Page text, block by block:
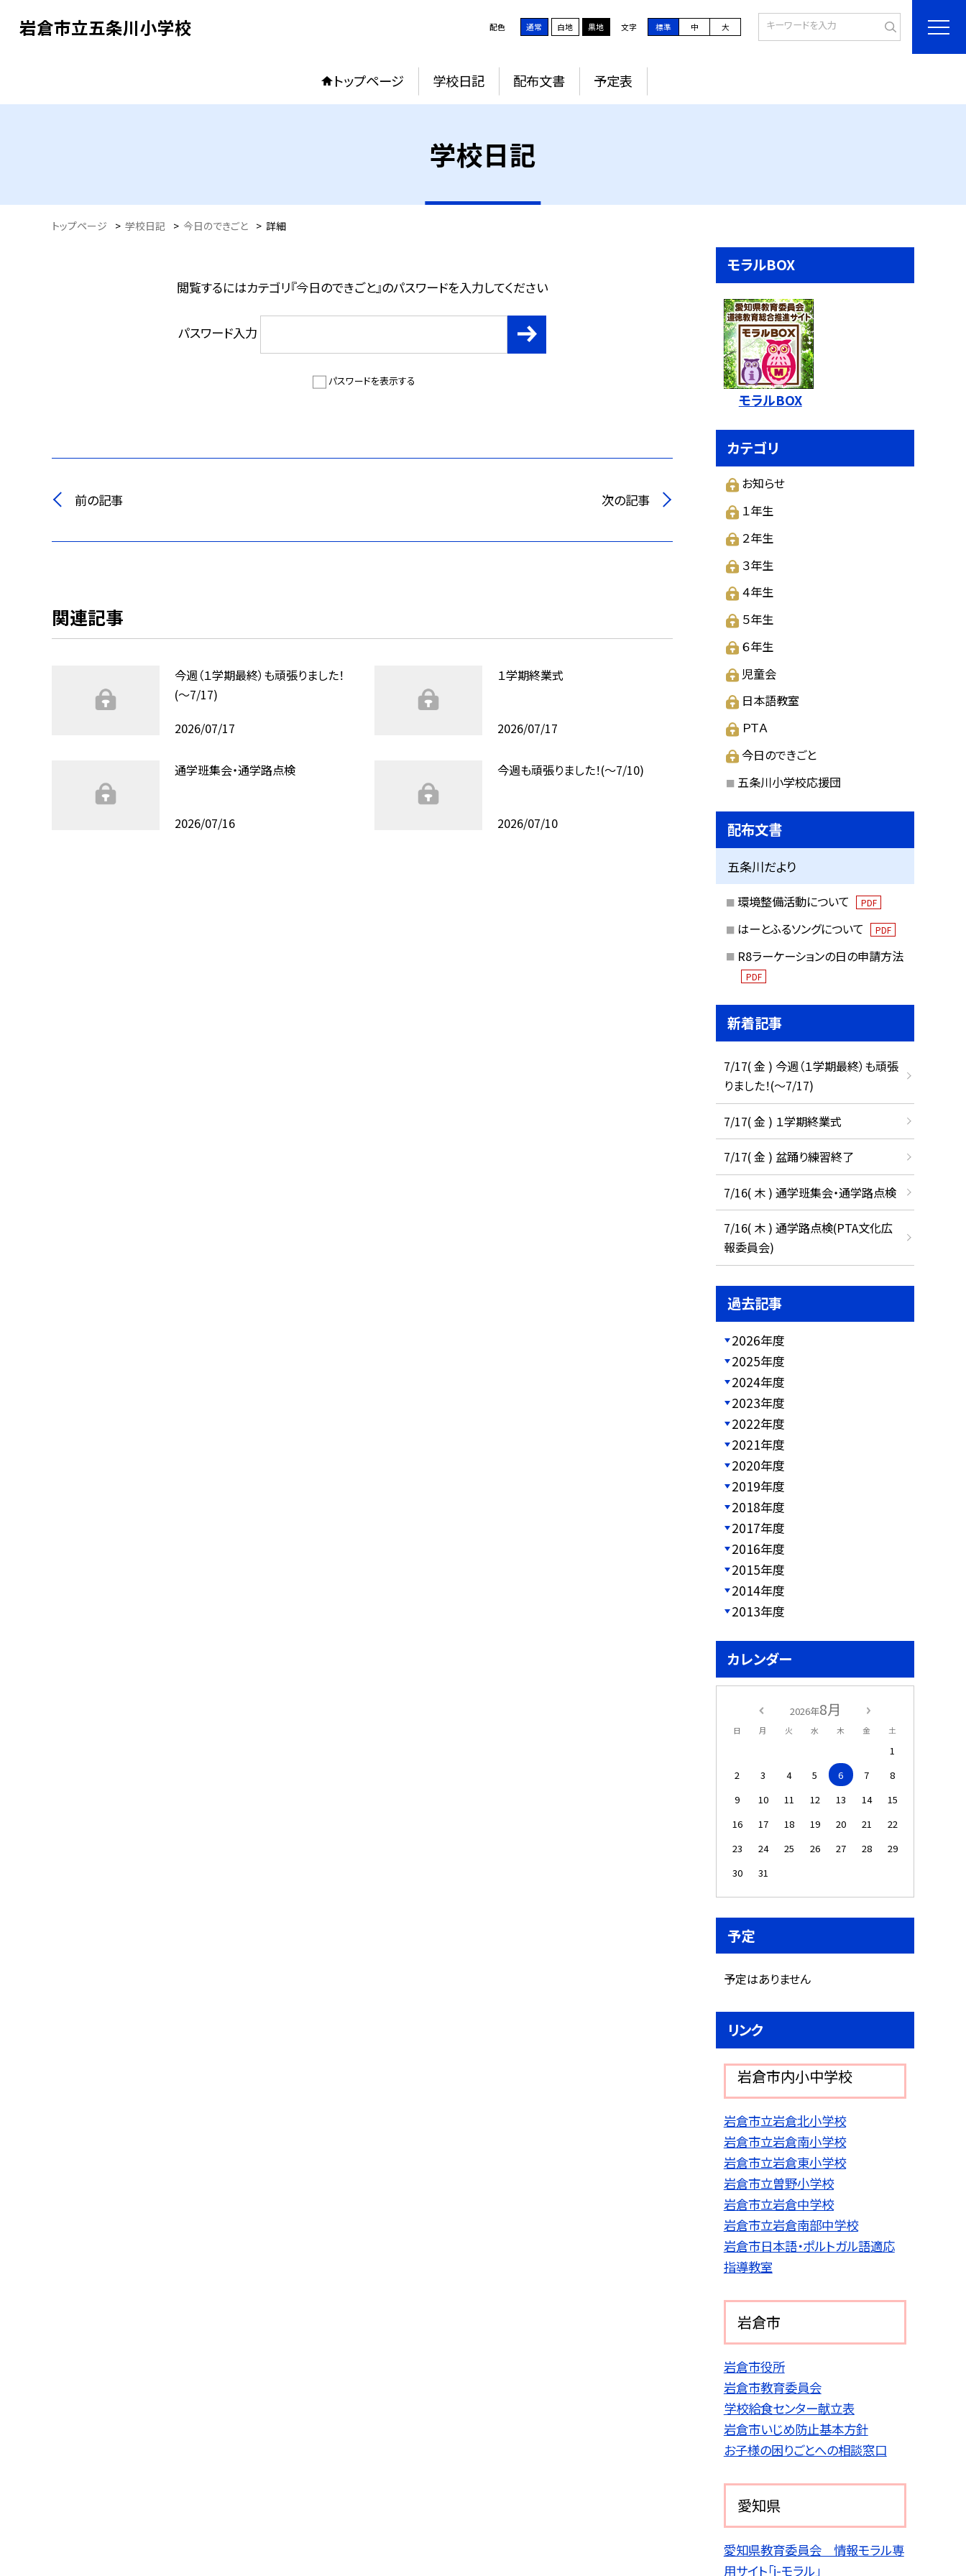
岩倉市立五条川小学校 配色 通常 白地 黒地 文字 標準 中 大
トップページ 学校日記 配布文書 予定表
学校日記
トップページ > 学校日記 > 今日のできごと > 詳細
閲覧するにはカテゴリ『今日のできごと』のパスワードを入力してください
パスワード入力
パスワードを表示する
前の記事 次の記事
関連記事
今週（１学期最終）も頑張りました！
(〜7/17)
2026/07/17
１学期終業式
2026/07/17
通学班集会・通学路点検
2026/07/16
今週も頑張りました！(〜7/10)
2026/07/10
モラルBOX
モラルBOX
カテゴリ
お知らせ
１年生
２年生
３年生
４年生
５年生
６年生
児童会
日本語教室
ＰＴＡ
今日のできごと
五条川小学校応援団
配布文書
五条川だより
環境整備活動について PDF
はーとふるソングについて PDF
R8ラーケーションの日の申請方法
PDF
新着記事
7/17( 金 ) 今週（１学期最終）も頑張
りました！(〜7/17)
7/17( 金 ) １学期終業式
7/17( 金 ) 盆踊り練習終了
7/16( 木 ) 通学班集会・通学路点検
7/16( 木 ) 通学路点検(PTA文化広
報委員会)
過去記事
2026年度
2025年度
2024年度
2023年度
2022年度
2021年度
2020年度
2019年度
2018年度
2017年度
2016年度
2015年度
2014年度
2013年度
カレンダー
2026年8月
日 月 火 水 木 金 土
1
2
3 4 5 6 7
8
9
10 11 12 13 14
15
16
17 18 19 20 21
22
23
24 25 26 27 28
29
30
31
予定
予定はありません
リンク
岩倉市内小中学校
岩倉市立岩倉北小学校
岩倉市立岩倉南小学校
岩倉市立岩倉東小学校
岩倉市立曽野小学校
岩倉市立岩倉中学校
岩倉市立岩倉南部中学校
岩倉市日本語・ポルトガル語適応
指導教室
岩倉市
岩倉市役所
岩倉市教育委員会
学校給食センター献立表
岩倉市いじめ防止基本方針
お子様の困りごとへの相談窓口
愛知県
愛知県教育委員会 情報モラル専
用サイト「i-モラル」